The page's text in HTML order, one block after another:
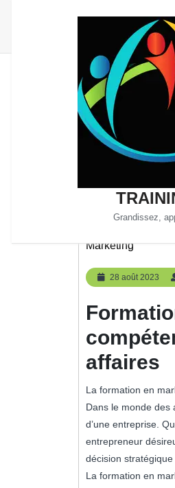
Grandissez,
Marketing
28 août 2023
affaires
La formation en
Dans le monde des
d’une entreprise.
entrepreneur
décision stratégique
La formation en